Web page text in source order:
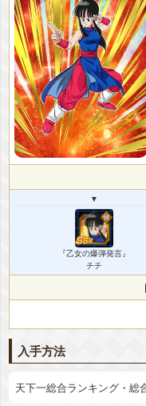
▼
『乙女の爆弾発言』
チチ
入手方法
天下一総合ランキング・総